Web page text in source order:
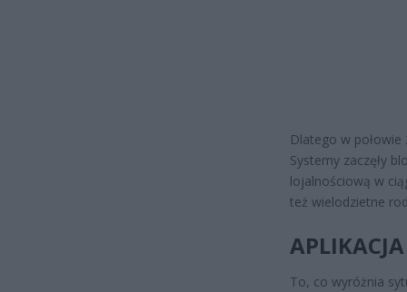
Dlatego w
Systemy zaczęły
lojalnościową w
też wielodzietne
To, co wyróżnia